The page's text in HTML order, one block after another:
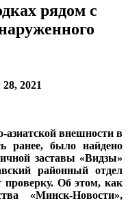
рядом с
2021
внешности в
ранее, было найдено
заставы «Видзы»
районный отдел
проверку. Об этом, как
«Минск-Новости»,